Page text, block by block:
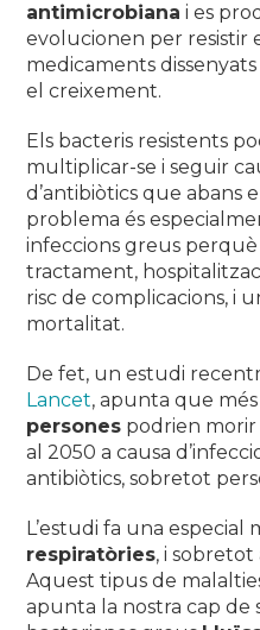
antimicrobiana i es
evolucionen per resistir
medicaments
el creixement.
Els bacteris resistents
multiplicar-se i seguir
d’antibiòtics que abans
problema és
infeccions greus
tractament,
risc de complicacions, i
mortalitat.
De fet, un estudi
Lancet, apunta que
persones podrien morir
al 2050 a causa
antibiòtics, sobretot
L’estudi fa una especial
respiratòries, i sobretot
Aquest tipus de
apunta la nostra cap de